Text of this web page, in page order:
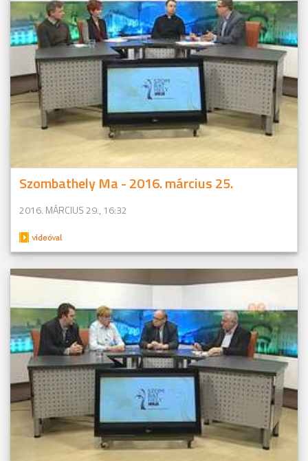
Szombathely Ma - 2016. március 25.
2016. MÁRCIUS 29., 16:32